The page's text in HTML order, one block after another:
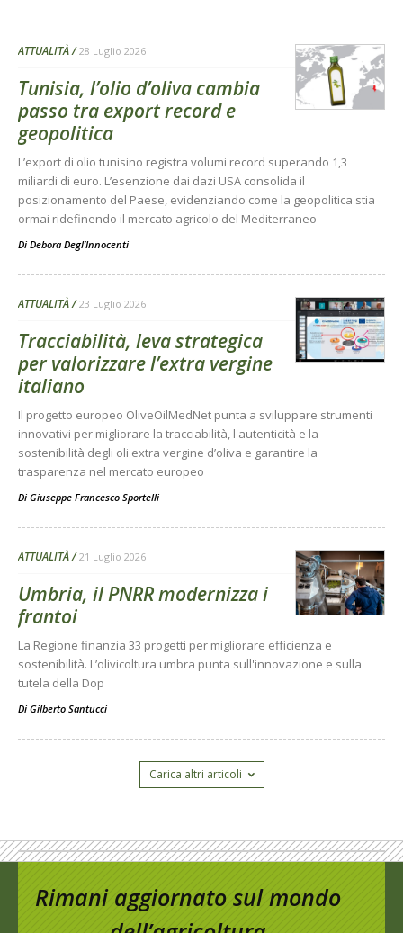
ATTUALITÀ 28 Luglio 2026
Tunisia, l’olio d’oliva cambia
passo tra export record e
geopolitica
L’export di olio tunisino registra volumi record superando 1,3
miliardi di euro. L’esenzione dai dazi USA consolida il
posizionamento del Paese, evidenziando come la geopolitica stia
ormai ridefinendo il mercato agricolo del Mediterraneo
Di Debora Degl’Innocenti
ATTUALITÀ 23 Luglio 2026
Tracciabilità, leva strategica
per valorizzare l’extra vergine
italiano
Il progetto europeo OliveOilMedNet punta a sviluppare strumenti
innovativi per migliorare la tracciabilità, l'autenticità e la
sostenibilità degli oli extra vergine d’oliva e garantire la
trasparenza nel mercato europeo
Di Giuseppe Francesco Sportelli
ATTUALITÀ 21 Luglio 2026
Umbria, il PNRR modernizza i
frantoi
La Regione finanzia 33 progetti per migliorare efficienza e
sostenibilità. L’olivicoltura umbra punta sull'innovazione e sulla
tutela della Dop
Di Gilberto Santucci
Carica altri articoli
Rimani aggiornato sul mondo